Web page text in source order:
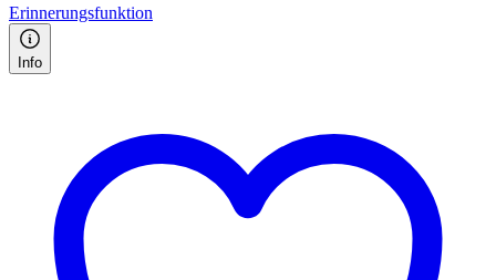
Erinnerungsfunktion
Info